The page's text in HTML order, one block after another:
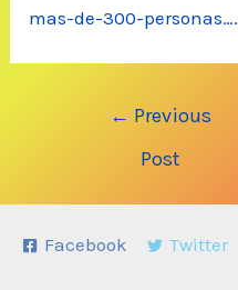
mas-de-300-personas….
← Previous
Post
Facebook Twitter